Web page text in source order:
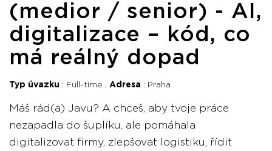
(medior / senior) - AI,
digitalizace – kód, co
má reálný dopad
Typ úvazku Full-time Adresa Praha
Máš rád(a) Javu? A chceš, aby tvoje práce
nezapadla do šuplíku, ale pomáhala
digitalizovat firmy, zlepšovat logistiku, řídit